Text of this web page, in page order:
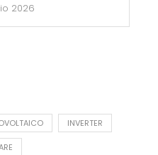
2026
INVERTER